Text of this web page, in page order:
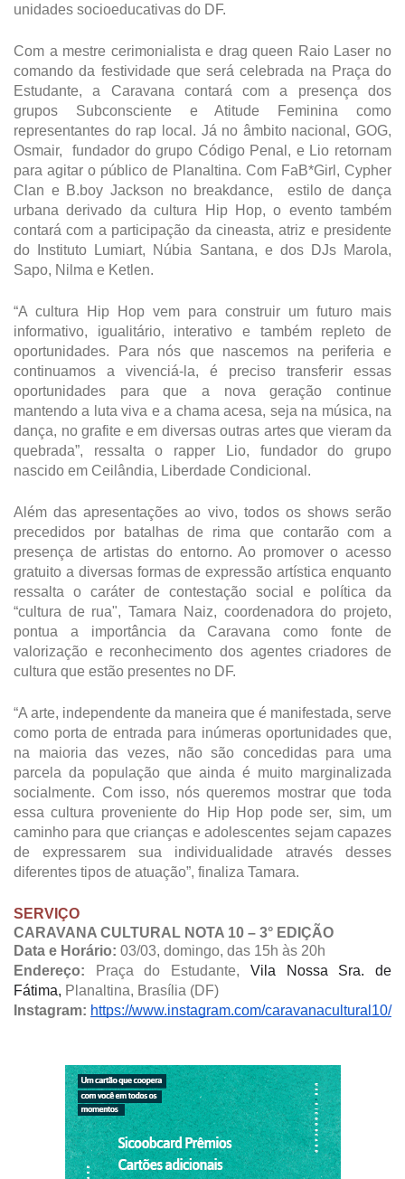
unidades socioeducativas do DF.
Com a mestre cerimonialista e drag queen Raio Laser no
comando da festividade que será celebrada na Praça do
Estudante, a Caravana contará com a presença dos
grupos Subconsciente e Atitude Feminina como
representantes do rap local. Já no âmbito nacional, GOG,
Osmair, fundador do grupo Código Penal, e Lio retornam
para agitar o público de Planaltina. Com FaB*Girl, Cypher
Clan e B.boy Jackson no breakdance, estilo de dança
urbana derivado da cultura Hip Hop, o evento também
contará com a participação da cineasta, atriz e presidente
do Instituto Lumiart, Núbia Santana, e dos DJs Marola,
Sapo, Nilma e Ketlen.
“A cultura Hip Hop vem para construir um futuro mais
informativo, igualitário, interativo e também repleto de
oportunidades. Para nós que nascemos na periferia e
continuamos a vivenciá-la, é preciso transferir essas
oportunidades para que a nova geração continue
mantendo a luta viva e a chama acesa, seja na música, na
dança, no grafite e em diversas outras artes que vieram da
quebrada”, ressalta o rapper Lio, fundador do grupo
nascido em Ceilândia, Liberdade Condicional.
Além das apresentações ao vivo, todos os shows serão
precedidos por
batalhas de rima que contarão com a
presença de artistas do entorno. Ao promover o acesso
gratuito a diversas formas de expressão artística enquanto
ressalta o caráter de contestação social e política da
“cultura de rua", Tamara Naiz, coordenadora do projeto,
pontua a importância da Caravana como fonte de
valorização e reconhecimento dos agentes criadores de
cultura que estão presentes no DF.
“A arte, independente da maneira que é manifestada, serve
como porta de entrada para inúmeras oportunidades que,
na maioria das vezes, não são concedidas para uma
parcela da população que ainda é muito marginalizada
socialmente. Com isso, nós queremos mostrar que toda
essa cultura proveniente do Hip Hop pode ser, sim, um
caminho para que crianças e adolescentes sejam capazes
de expressarem sua individualidade através desses
diferentes tipos de atuação”, finaliza Tamara.
SERVIÇO
CARAVANA CULTURAL NOTA 10 – 3° EDIÇÃO
Data e Horário: 03/03, domingo, das 15h às 20h
Endereço:
Praça do Estudante, Vila Nossa Sra. de
Fátima, Planaltina, Brasília (DF)
Instagram: https://www.instagram.com/caravanacultural10/